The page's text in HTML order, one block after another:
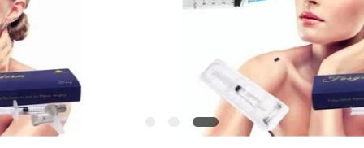
連
絡
く
だ